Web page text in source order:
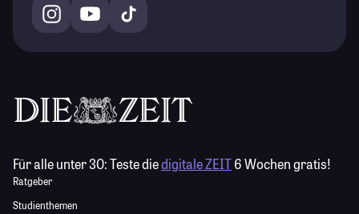
Für alle unter 30:Teste diedigitale ZEIT6 Wochen gratis!
Ratgeber
Studienthemen